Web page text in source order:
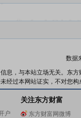
数据
息，与本站立场无关。东
经过本网站证实，不对您
户
关注东方财富
东方财富网微博